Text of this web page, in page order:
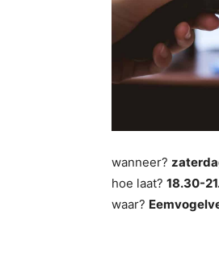
wanneer?
hoe laat? 18.30-
waar?